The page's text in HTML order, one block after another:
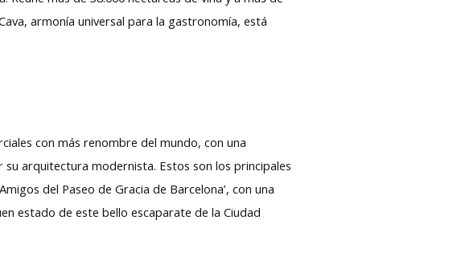
armonía universal para la gastronomía, está
con más renombre del mundo, con una
arquitectura modernista. Estos son los principales
del Paseo de Gracia de Barcelona’, con una
estado de este bello escaparate de la Ciudad